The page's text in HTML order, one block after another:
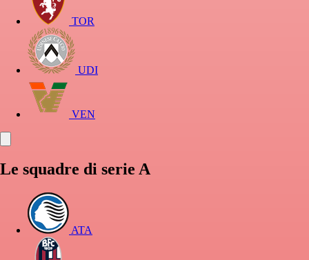
TOR
UDI
VEN
Le squadre di serie A
ATA